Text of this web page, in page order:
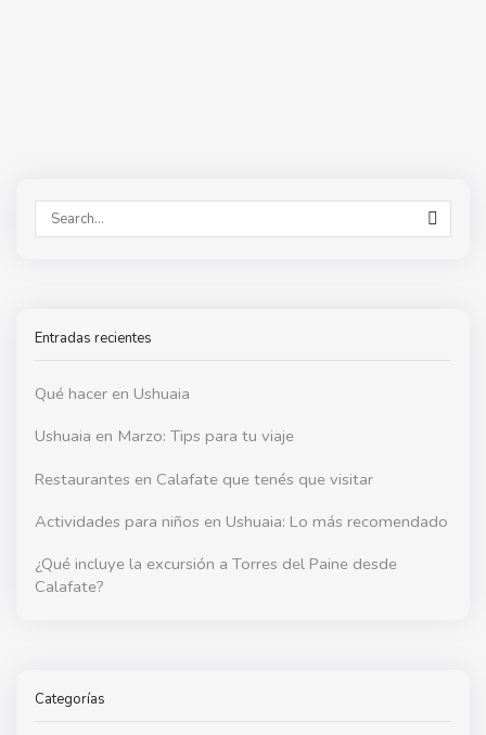
Entradas recientes
Qué hacer en Ushuaia
Ushuaia en Marzo: Tips para tu viaje
Restaurantes en Calafate que tenés que visitar
Actividades para niños en Ushuaia: Lo más recomendado
¿Qué incluye la excursión a Torres del Paine desde
Calafate?
Categorías